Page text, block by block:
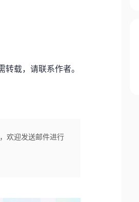
载，请联系作者。
欢迎发送邮件进行